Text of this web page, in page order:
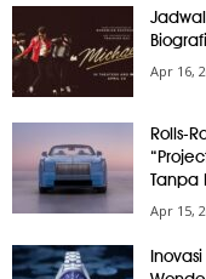
Apr 16,
Rolls-
Tanpa
Apr 15,